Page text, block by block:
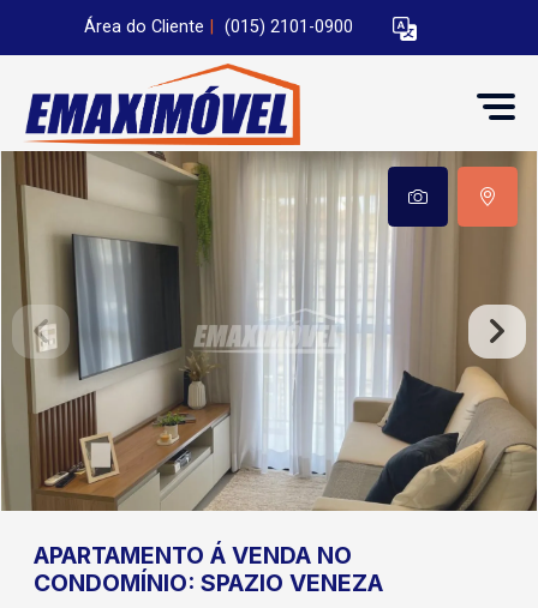
Área do Cliente (015) 2101-0900
APARTAMENTO Á VENDA NO
CONDOMÍNIO: SPAZIO VENEZA